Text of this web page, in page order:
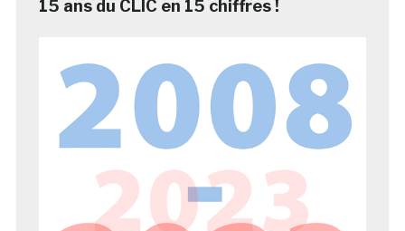
15 ans du CLIC en 15 chiffres !